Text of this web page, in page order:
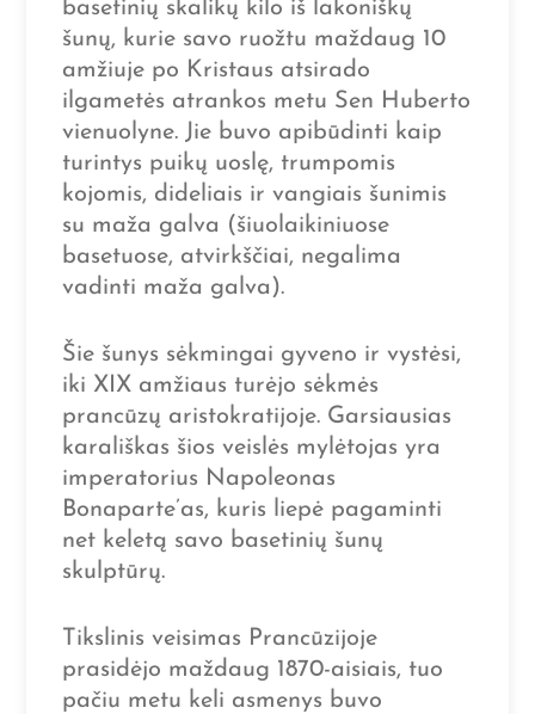
basetinių skalikų kilo iš lakoniškų
šunų, kurie savo ruožtu maždaug 10
amžiuje po Kristaus atsirado
ilgametės atrankos metu Sen Huberto
vienuolyne. Jie buvo apibūdinti kaip
turintys puikų uoslę, trumpomis
kojomis, dideliais ir vangiais šunimis
su maža galva (šiuolaikiniuose
basetuose, atvirkščiai, negalima
vadinti maža galva).
Šie šunys sėkmingai gyveno ir vystėsi,
iki XIX amžiaus turėjo sėkmės
prancūzų aristokratijoje. Garsiausias
karališkas šios veislės mylėtojas yra
imperatorius Napoleonas
Bonaparte’as, kuris liepė pagaminti
net keletą savo basetinių šunų
skulptūrų.
Tikslinis veisimas Prancūzijoje
prasidėjo maždaug 1870-aisiais, tuo
pačiu metu keli asmenys buvo